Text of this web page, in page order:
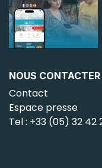
NOUS CONTACTER
Contact
Espace presse
Tel : +33 (05) 32 42